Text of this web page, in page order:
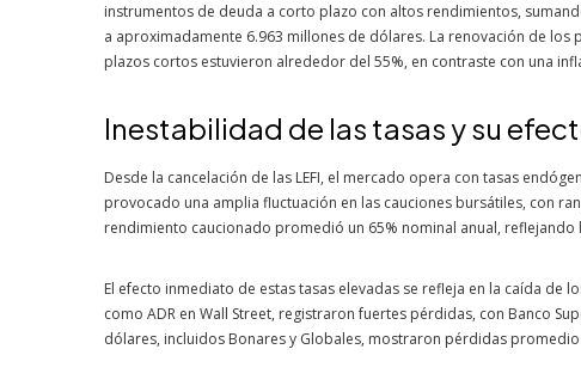
instrumentos de deuda a corto plazo con altos rendimientos,
a aproximadamente 6.963 millones de dólares. La renovación de
plazos cortos estuvieron alrededor del 55%, en contraste con una
Inestabilidad de las tasas y su
Desde la cancelación de las LEFI, el mercado opera con tasas
provocado una amplia fluctuación en las cauciones bursátiles, con
rendimiento caucionado promedió un 65% nominal anual,
El efecto inmediato de estas tasas elevadas se refleja en la caída de
como ADR en Wall Street, registraron fuertes pérdidas, con Banco
dólares, incluidos Bonares y Globales, mostraron pérdidas promedio